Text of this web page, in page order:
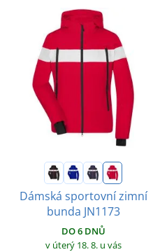
Dámská sportovní zimní
bunda JN1173
DO 6 DNŮ
v úterý 18. 8. u vás